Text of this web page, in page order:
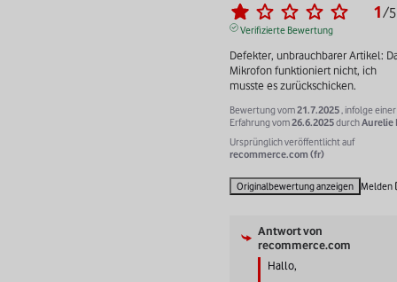
1/5
Verifizierte Bewertung
Defekter, unbrauchbarer Artikel:
Mikrofon funktioniert nicht, ich
musste es zurückschicken.
Bewertung vom21.7.2025 , infolge einer
Erfahrung vom26.6.2025durchAurelie
Ursprünglich veröffentlicht auf
recommerce.com (fr)
Originalbewertung anzeigen Melden
Antwort von
recommerce.com
Hallo,